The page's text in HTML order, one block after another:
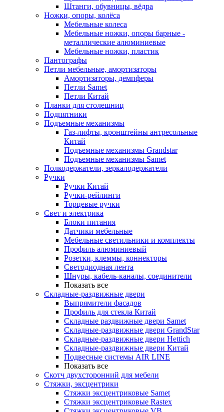
Штанги, обувницы, вёдра
Ножки, опоры, колёса
Мебельные колеса
Мебельные ножки, опоры барные -
металлические алюминиевые
Мебельные ножки, пластик
Пантографы
Петли мебельные, амортизаторы
Амортизаторы, демпферы
Петли Samet
Петли Китай
Планки для столешниц
Подпятники
Подъемные механизмы
Газ-лифты, кронштейны антресольные
Китай
Подъемные механизмы Grandstar
Подъемные механизмы Samet
Полкодержатели, зеркалодержатели
Ручки
Ручки Китай
Ручки-рейлинги
Торцевые ручки
Свет и электрика
Блоки питания
Датчики мебельные
Мебельные светильники и комплекты
Профиль алюминиевый
Розетки, клеммы, коннекторы
Светодиодная лента
Шнуры, кабель-каналы, соединители
Показать все
Складные-раздвижные двери
Выпрямители фасадов
Профиль для стекла Китай
Складные раздвижные двери Samet
Складные-раздвижные двери GrandStar
Складные-раздвижные двери Hettich
Складные-раздвижные двери Китай
Подвесные системы AIR LINE
Показать все
Скотч двухсторонний для мебели
Стяжки, эксцентрики
Cтяжки эксцентриковые Samet
Стяжки эксцентриковые Rastex